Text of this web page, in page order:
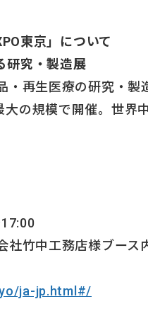
東京」について
研究・製造展
再生医療の研究・製
の規模で開催。世界
竹中工務店様ブース
ja-jp.html#/